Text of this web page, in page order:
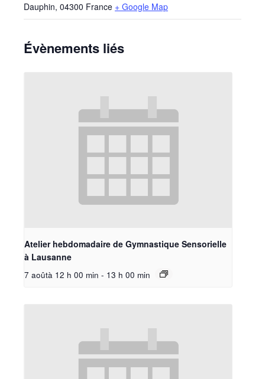
Dauphin, 04300 France + Google Map
Évènements liés
Atelier hebdomadaire de Gymnastique Sensorielle
à Lausanne
7 aoûtà 12 h 00 min - 13 h 00 min